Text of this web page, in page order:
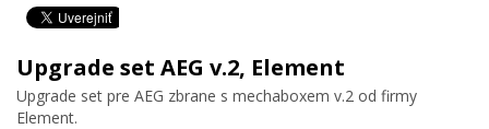
Upgrade set AEG v.2, Element
Upgrade set pre AEG zbrane s mechaboxem v.2 od firmy
Element.